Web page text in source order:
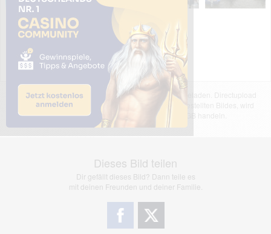
Das dargestellte Bild wurde von einem Nutzer hochgeladen. Directupload
übernimmt keinerlei Haftung für den Inhalt des dargestellten Bildes, wird
jedoch bei Verstößen nach §2(3) unserer AGB handeln.
Dieses Bild teilen
Dir gefällt dieses Bild? Dann teile es
mit deinen Freunden und deiner Familie.